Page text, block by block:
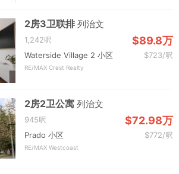
2房3卫联排列治文
1,242呎 $89.8万
Waterside Village 2 小区 $723/呎
RE/MAX Crest Realty
2房2卫公寓列治文
945呎 $72.98万
Prado 小区 $772/呎
RE/MAX Westcoast